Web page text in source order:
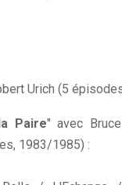
Urich (5
Paire" avec
1983/1985) :